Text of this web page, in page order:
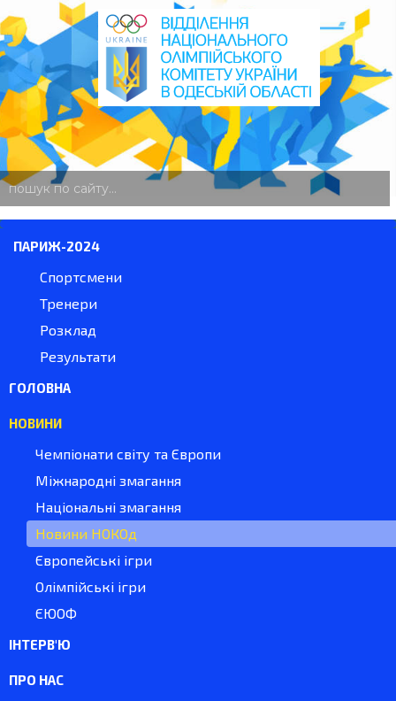
пошук
по
ПАРИЖ-2024
Спортсмени
Тренери
Розклад
Результати
ГОЛОВНА
НОВИНИ
Чемпіонати світу та Європи
Міжнародні змагання
Національні змагання
Новини НОКОд
Європейські ігри
Олімпійські ігри
ЄЮОФ
ІНТЕРВ'Ю
ПРО НАС